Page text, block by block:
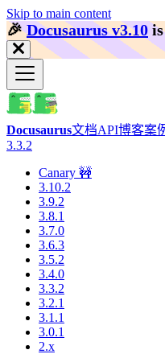
Skip to main content
🎉️Docusaurus v3.10
Docusaurus文档API博客案
3.3.2
Canary 🚧
3.10.2
3.9.2
3.8.1
3.7.0
3.6.3
3.5.2
3.4.0
3.3.2
3.2.1
3.1.1
3.0.1
2.x